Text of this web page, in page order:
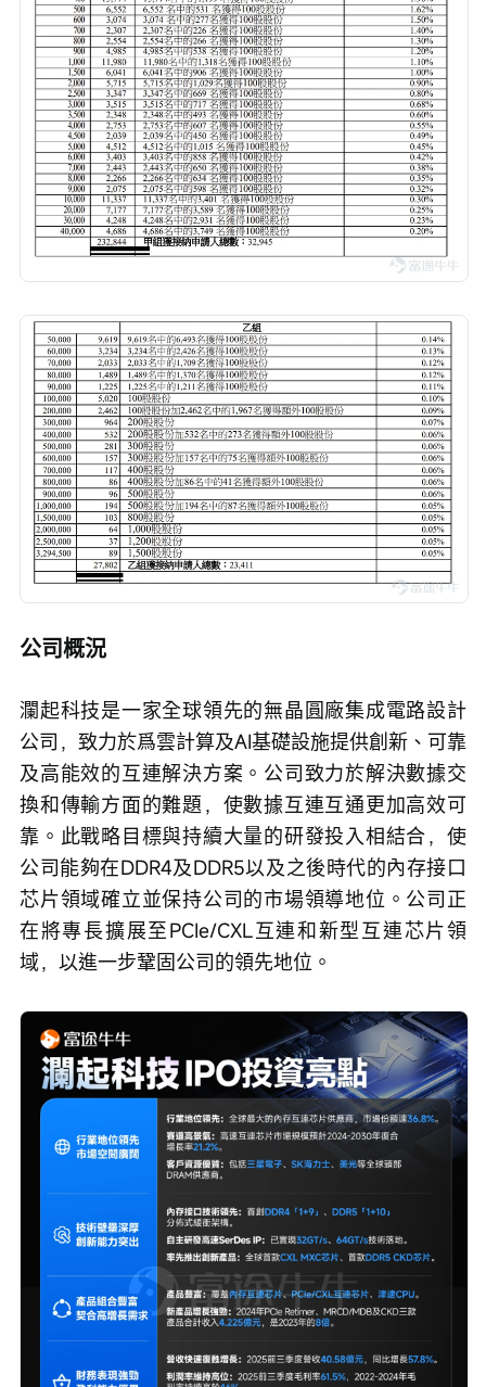
公司概況
瀾起科技是一家全球領先的無晶圓廠集成電路設計
公司，致力於爲雲計算及AI基礎設施提供創新、可靠
及高能效的互連解決方案。公司致力於解決數據交
換和傳輸方面的難題，使數據互連互通更加高效可
靠。此戰略目標與持續大量的研發投入相結合，使
公司能夠在DDR4及DDR5以及之後時代的內存接口
芯片領域確立並保持公司的市場領導地位。公司正
在將專長擴展至PCIe/CXL互連和新型互連芯片領
域，以進一步鞏固公司的領先地位。